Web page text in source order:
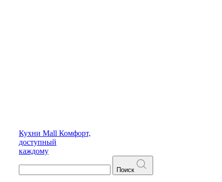
Кухни Mall Комфорт,
доступный
каждому
Поиск